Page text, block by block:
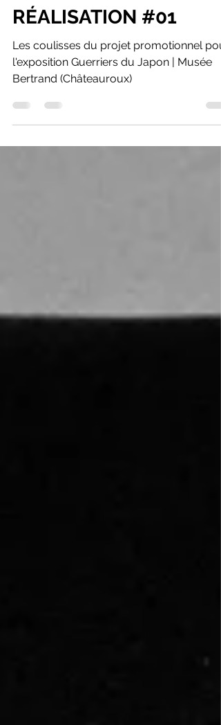
ÉTUDE DE
RÉALISATION #01
Les coulisses du projet promotionnel
l'exposition Guerriers du Japon | Musée
Bertrand (Châteauroux)